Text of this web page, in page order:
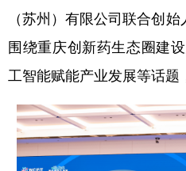
（苏州）有限公司联合创
围绕重庆创新药生态圈建
工智能赋能产业发展等话题